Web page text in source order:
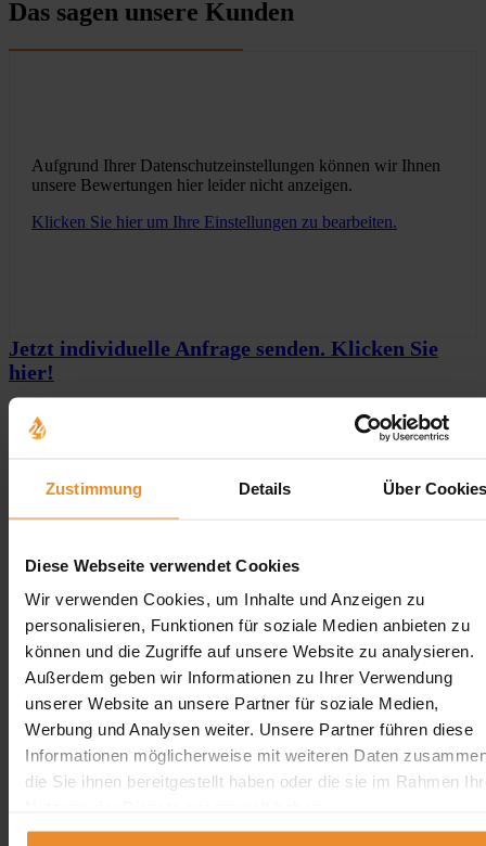
Zustimmung Details Über
Diese Webseite verwendet Cookies
Wir verwenden Cookies, um Inhalte und Anzeigen zu
personalisieren, Funktionen für soziale Medien anbieten zu
können und die Zugriffe auf unsere Website zu analysieren.
Außerdem geben wir Informationen zu Ihrer Verwendung
unserer Website an unsere Partner für soziale Medien,
Werbung und Analysen weiter. Unsere Partner führen diese
Informationen möglicherweise mit weiteren Daten
die Sie ihnen bereitgestellt haben oder die sie im Rahmen
Das sagen unsere Kunden
Aufgrund Ihrer Datenschutzeinstellungen können wir Ihnen
unsere Bewertungen hier leider nicht anzeigen.
Klicken Sie hier um Ihre Einstellungen zu bearbeiten.
Jetzt individuelle Anfrage senden. Klicken Sie
hier!
Wir freuen uns auf Ihre Anfrage und senden Ihnen
gerne ein unverbindliches Angebot!
Aufgrund Ihrer Datenschutzeinstellungen können wir Ihnen
unsere ProvenExpert Bewertungen hier leider nicht anzeigen.
Klicken Sie hier um Ihre Einstellungen zu bearbeiten.
Kontakt
Wolfgang Schlösser / Öltank24